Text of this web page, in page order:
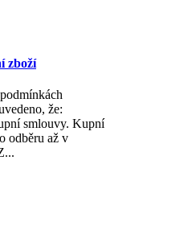
zboží
že:
smlouvy. Kupní
odběru až v